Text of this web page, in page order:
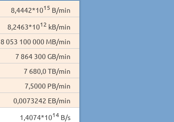
8,4442*1015 B/min
8,2463*1012 kB/min
8 053 100 000 MB/min
7 864 300 GB/min
7 680,0 TB/min
7,5000 PB/min
0,0073242 EB/min
1,4074*1014B/s